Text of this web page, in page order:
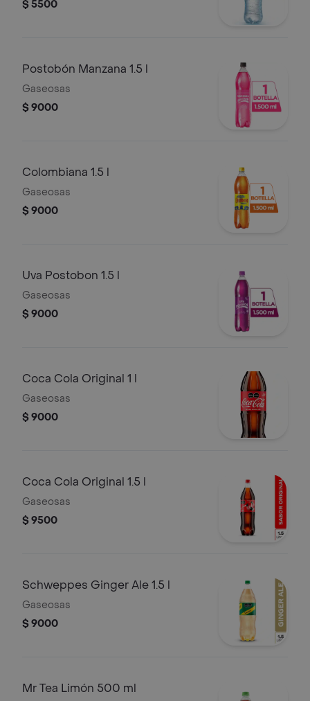
$ 5500
Postobón Manzana 1.5 l
Gaseosas
$ 9000
Colombiana 1.5 l
Gaseosas
$ 9000
Uva Postobon 1.5 l
Gaseosas
$ 9000
Coca Cola Original 1 l
Gaseosas
$ 9000
Coca Cola Original 1.5 l
Gaseosas
$ 9500
Schweppes Ginger Ale 1.5 l
Gaseosas
$ 9000
Mr Tea Limón 500 ml